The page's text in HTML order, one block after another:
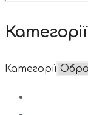
Категорії
Категорії